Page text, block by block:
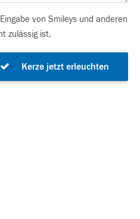
von Smileys und anderen
zulässig ist.
Kerze jetzt erleuchten